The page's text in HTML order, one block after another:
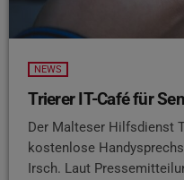
NEWS
Trierer IT-Café für
Der Malteser Hilfsdienst
kostenlose
Irsch. Laut